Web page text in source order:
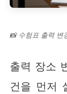
📸 수험표 출력 변
출력 장소
건을 먼저